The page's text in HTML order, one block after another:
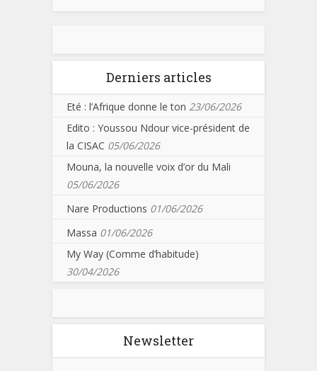
Derniers articles
Eté : l’Afrique donne le ton 23/06/2026
Edito : Youssou Ndour vice-président de
la CISAC 05/06/2026
Mouna, la nouvelle voix d’or du Mali
05/06/2026
Nare Productions 01/06/2026
Massa 01/06/2026
My Way (Comme d’habitude)
30/04/2026
Newsletter